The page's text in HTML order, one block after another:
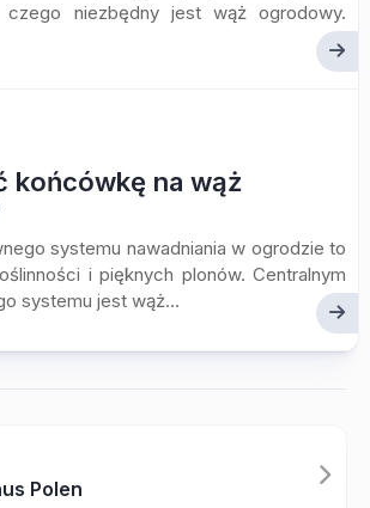
czego niezbędny jest wąż ogrodowy.
końcówkę na wąż
systemu nawadniania w ogrodzie to
i pięknych plonów. Centralnym
systemu jest wąż...
Polen